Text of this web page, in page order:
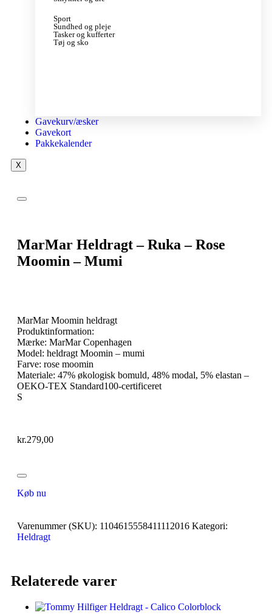
Sport
Sundhed og pleje
Tasker og kufferter
Tøj og sko
Gavekurv/æsker
Gavekort
Pakkekalender
X
MarMar Heldragt – Ruka – Rose
Moomin – Mumi
MarMar Moomin heldragt
Produktinformation:
Mærke: MarMar Copenhagen
Model: heldragt Moomin – mumi
Farve: rose moomin
Materiale: 47% økologisk bomuld, 48% modal, 5% elastan –
OEKO-TEX Standard100-certificeret
S
kr.279,00
Køb nu
Varenummer (SKU): 1104615558411112016 Kategori:
Heldragt
Relaterede varer